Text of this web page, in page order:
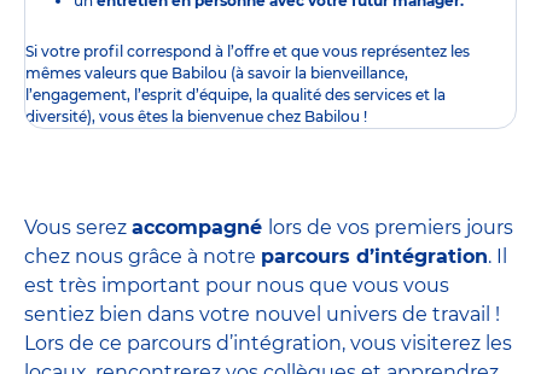
Si votre profil correspond à l’offre et que vous représentez les
mêmes valeurs que Babilou (à savoir la bienveillance,
l’engagement, l’esprit d’équipe, la qualité des services et la
diversité), vous êtes la bienvenue chez Babilou !
Vous serez accompagné lors de vos premiers jours
chez nous grâce à notre parcours d’intégration. Il
est très important pour nous que vous vous
sentiez bien dans votre nouvel univers de travail !
Lors de ce parcours d’intégration, vous visiterez les